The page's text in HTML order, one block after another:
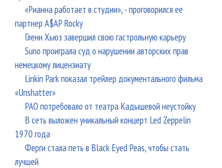
«Рианна работает в студии», - проговорился ее
партнер A$AP Rocky
Гленн Хьюз завершил свою гастрольную карьеру
Suno проиграла суд о нарушении авторских прав
немецкому лицензиату
Linkin Park показал трейлер документального фильма
«Unshatter»
РАО потребовало от театра Кадышевой неустойку
В сеть выложен уникальный концерт Led Zeppelin
1970 года
Ферги стала петь в Black Eyed Peas, чтобы стать
лучшей